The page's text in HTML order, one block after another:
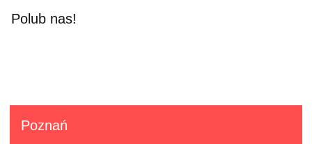
Polub nas!
Poznań